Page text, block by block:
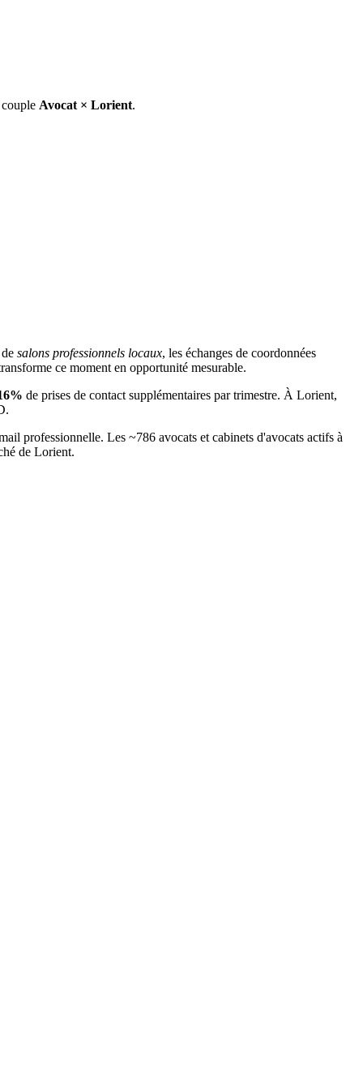
Avocat × Lorient.
salons professionnels locaux, les échanges de coordonnées
ce moment en opportunité mesurable.
% de prises de contact supplémentaires par trimestre. À Lorient,
professionnelle. Les ~786 avocats et cabinets d'avocats actifs à
de Lorient.